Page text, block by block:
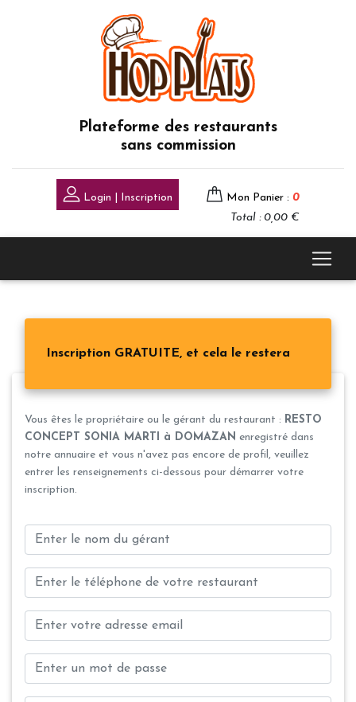
Plateforme des restaurants
sans commission
Login | Inscription Mon Panier : 0
Total : 0,00 €
Inscription GRATUITE, et cela le restera
Vous êtes le propriétaire ou le gérant du restaurant : RESTO
CONCEPT SONIA MARTI à DOMAZAN enregistré dans
notre annuaire et vous n'avez pas encore de profil, veuillez
entrer les renseignements ci-dessous pour démarrer votre
inscription.